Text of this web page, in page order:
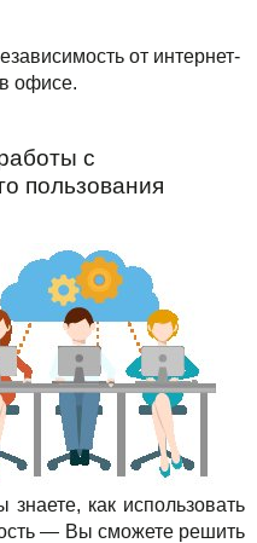
от интернет-
офисе.
с
пользования
как использовать
— Вы сможете решить